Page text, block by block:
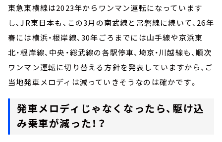
東急東横線は2023年からワンマン運転になっています
し、JR東日本も、この3月の南武線と常磐線に続いて、26年
春には横浜・根岸線、30年ごろまでには山手線や京浜東
北・根岸線、中央・総武線の各駅停車、埼京・川越線も、順次
ワンマン運転に切り替える方針を発表していますから、ご
当地発車メロディは減っていきそうなのは確かです。
発車メロディじゃなくなったら、駆け込
み乗車が減った！？